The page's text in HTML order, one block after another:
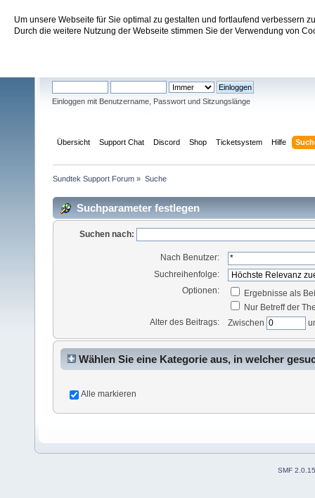
Um unsere Webseite für Sie optimal zu gestalten und fortlaufend verbessern
Durch die weitere Nutzung der Webseite stimmen Sie der Verwendung von
Sundtek Support Forum
Einloggen mit Benutzername, Passwort und Sitzungslänge
Übersicht Support Chat Discord Shop Ticketsystem Hilfe
Sundtek Support Forum » Suche
Suchparameter festlegen
Suchen nach:
Nach Benutzer:
Suchreihenfolge:
Optionen:
Ergebnisse als
Nur Betreff der
Alter des Beitrags:
Zwischen
Wählen Sie eine Kategorie aus, in welcher
Alle markieren
SMF 2.0.15